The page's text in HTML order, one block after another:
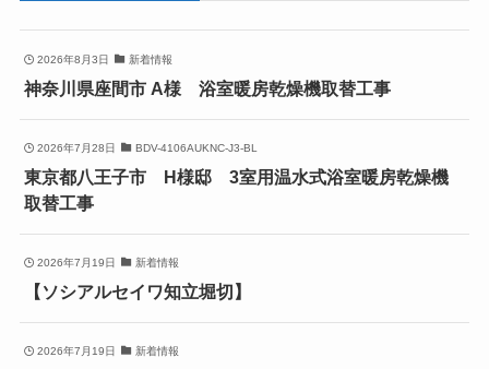
2026年8月3日 新着情報
神奈川県座間市 A様 浴室暖房乾燥機取替工事
2026年7月28日 BDV-4106AUKNC-J3-BL
東京都八王子市 H様邸 3室用温水式浴室暖房乾燥機
取替工事
2026年7月19日 新着情報
【ソシアルセイワ知立堀切】
2026年7月19日 新着情報